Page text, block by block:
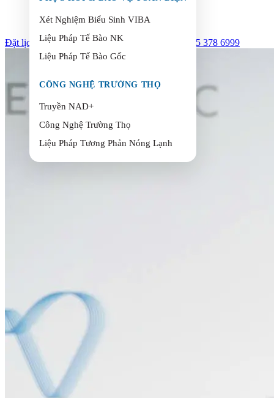
Xét Nghiệm Biểu Sinh VIBA
Liệu Pháp Tế Bào NK
Liệu Pháp Tế Bào Gốc
CÔNG NGHỆ TRƯỜNG THỌ
Truyền NAD+
Công Nghệ Trường Thọ
Liệu Pháp Tương Phản Nóng Lạnh
Đặt lịch hẹn +84(0) 235 378 6999